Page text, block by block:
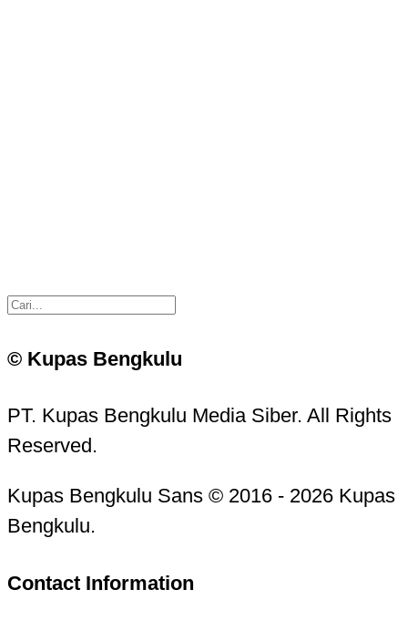
© Kupas Bengkulu
PT. Kupas Bengkulu Media Siber. All Rights
Reserved.
Kupas Bengkulu Sans © 2016 - 2026 Kupas
Bengkulu.
Contact Information